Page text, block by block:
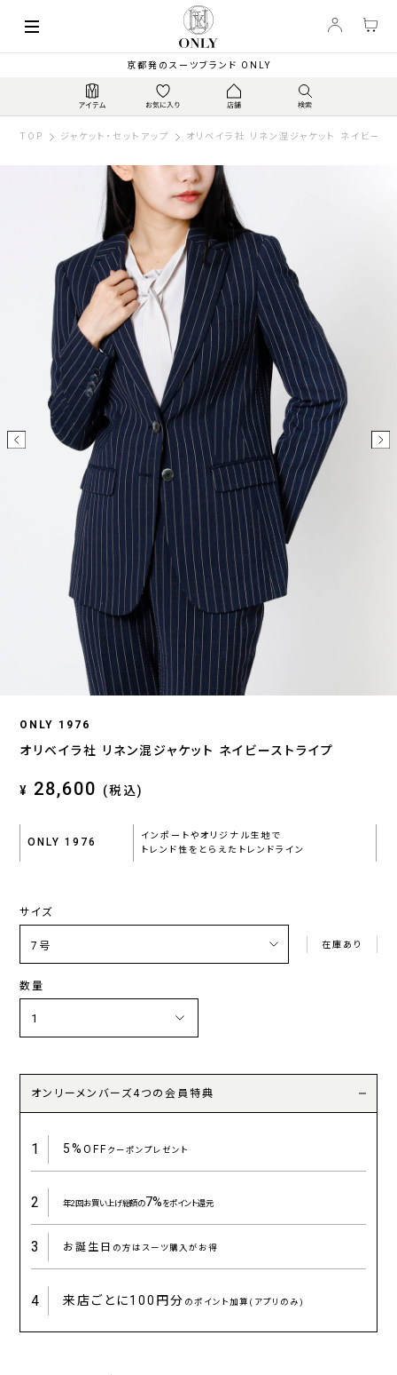
京都発のスーツブランド ONLY
TOP ジャケット・セットアップ オリベイラ社 リネン混ジャケット ネイビース
ONLY 1976
オリベイラ社 リネン混ジャケット ネイビーストライプ
¥ 28,600 (税込)
ONLY 1976
インポートやオリジナル生地で
トレンド性をとらえたトレンドライン
サイズ
在庫あり
数量
オンリーメンバーズ4つの会員特典
1 5%OFFクーポンプレゼント
2 年2回お買い上げ総額の7%をポイント還元
3 お誕生日 の方はスーツ購入がお得
4 来店ごとに100円分 のポイント加算(アプリのみ)